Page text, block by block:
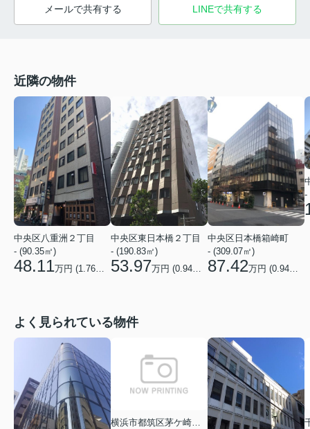
メールで共有する LINEで共有する
近隣の物件
中央区八重洲２丁目
- (90.35㎡)
48.11万円 (1.76 万円/坪)
中央区東日本橋２丁目
- (190.83㎡)
53.97万円 (0.94 万円/坪)
中央区日本橋箱崎町
- (309.07㎡)
87.42万円 (0.94
-
よく見られている物件